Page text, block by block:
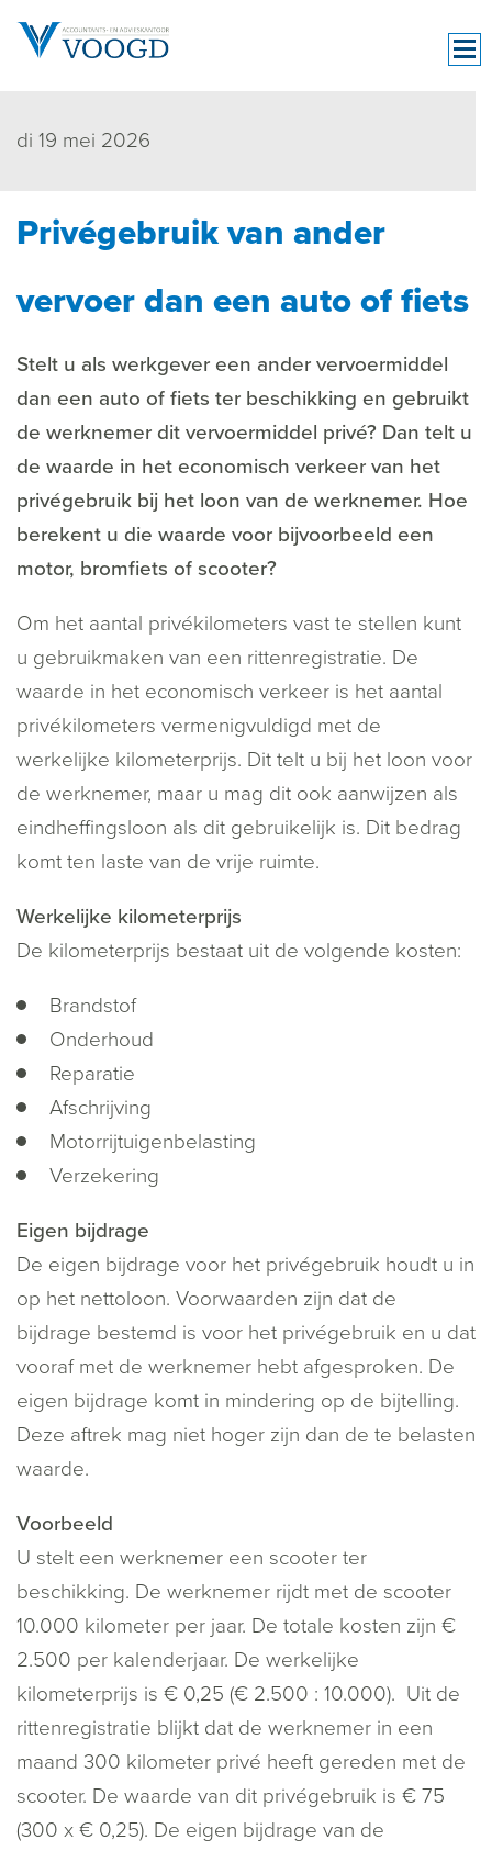
di 19 mei 2026
Privégebruik van ander
vervoer dan een auto of fiets
Stelt u als werkgever een ander vervoermiddel
dan een auto of fiets ter beschikking en gebruikt
de werknemer dit vervoermiddel privé? Dan telt u
de waarde in het economisch verkeer van het
privégebruik bij het loon van de werknemer. Hoe
berekent u die waarde voor bijvoorbeeld een
motor, bromfiets of scooter?
Om het aantal privékilometers vast te stellen kunt
u gebruikmaken van een rittenregistratie. De
waarde in het economisch verkeer is het aantal
privékilometers vermenigvuldigd met de
werkelijke kilometerprijs. Dit telt u bij het loon voor
de werknemer, maar u mag dit ook aanwijzen als
eindheffingsloon als dit gebruikelijk is. Dit bedrag
komt ten laste van de vrije ruimte.
Werkelijke kilometerprijs
De kilometerprijs bestaat uit de volgende kosten:
Brandstof
Onderhoud
Reparatie
Afschrijving
Motorrijtuigenbelasting
Verzekering
Eigen bijdrage
De eigen bijdrage voor het privégebruik houdt u in
op het nettoloon. Voorwaarden zijn dat de
bijdrage bestemd is voor het privégebruik en u dat
vooraf met de werknemer hebt afgesproken. De
eigen bijdrage komt in mindering op de bijtelling.
Deze aftrek mag niet hoger zijn dan de te belasten
waarde.
Voorbeeld
U stelt een werknemer een scooter ter
beschikking. De werknemer rijdt met de scooter
10.000 kilometer per jaar. De totale kosten zijn €
2.500 per kalenderjaar. De werkelijke
kilometerprijs is € 0,25 (€ 2.500 : 10.000). Uit de
rittenregistratie blijkt dat de werknemer in een
maand 300 kilometer privé heeft gereden met de
scooter. De waarde van dit privégebruik is € 75
(300 x € 0,25). De eigen bijdrage van de